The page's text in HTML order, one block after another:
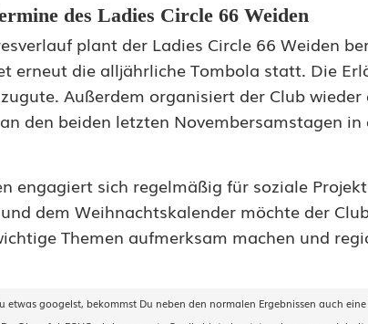
des Ladies Circle 66 Weiden
plant der Ladies Circle 66 Weiden
erneut die alljährliche Tombola statt. Die
Außerdem organisiert der Club
den beiden letzten Novembersamstagen
engagiert sich regelmäßig für soziale
dem Weihnachtskalender möchte der
Themen aufmerksam machen und
etwas googelst, bekommst Du neben den normalen Ergebnissen auch